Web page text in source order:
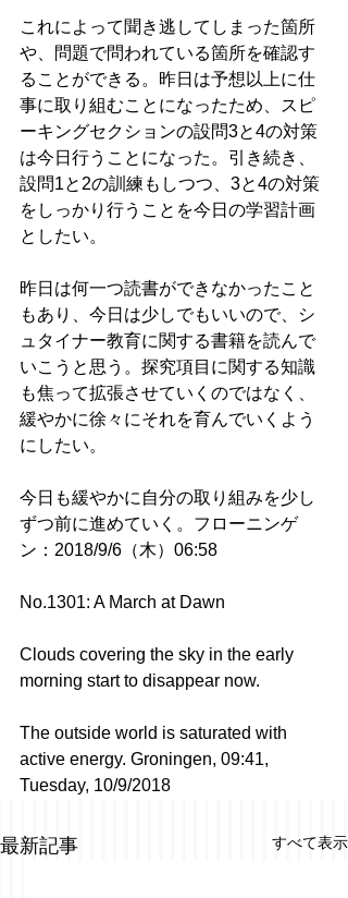
これによって聞き逃してしまった箇所
や、問題で問われている箇所を確認す
ることができる。昨日は予想以上に仕
事に取り組むことになったため、スピ
ーキングセクションの設問3と4の対策
は今日行うことになった。引き続き、
設問1と2の訓練もしつつ、3と4の対策
をしっかり行うことを今日の学習計画
としたい。
昨日は何一つ読書ができなかったこと
もあり、今日は少しでもいいので、シ
ュタイナー教育に関する書籍を読んで
いこうと思う。探究項目に関する知識
も焦って拡張させていくのではなく、
緩やかに徐々にそれを育んでいくよう
にしたい。
今日も緩やかに自分の取り組みを少し
ずつ前に進めていく。フローニンゲ
ン：2018/9/6（木）06:58
No.1301: A March at Dawn
Clouds covering the sky in the early
morning start to disappear now.
The outside world is saturated with
active energy. Groningen, 09:41,
Tuesday, 10/9/2018
最新記事 すべて表示